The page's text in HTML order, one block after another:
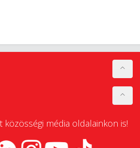
közösségi média oldalainkon is!